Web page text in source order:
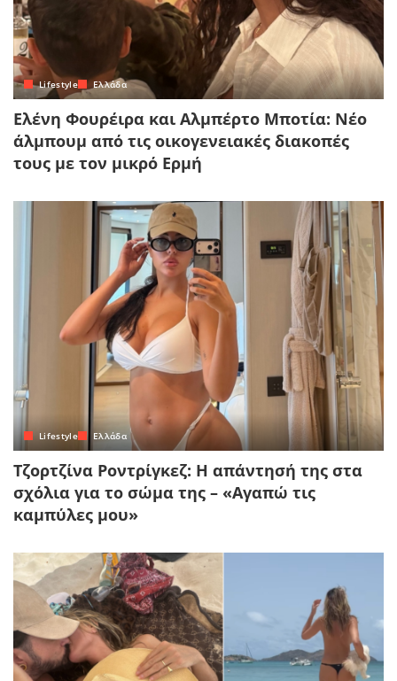
Lifestyle Ελλάδα
Ελένη Φουρέιρα και Αλμπέρτο Μποτία: Νέο
άλμπουμ από τις οικογενειακές διακοπές
τους με τον μικρό Ερμή
Lifestyle Ελλάδα
Τζορτζίνα Ροντρίγκεζ: Η απάντησή της στα
σχόλια για το σώμα της – «Αγαπώ τις
καμπύλες μου»